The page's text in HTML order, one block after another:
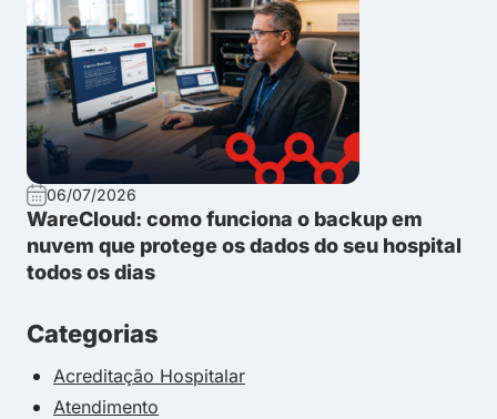
06/07/2026
WareCloud: como funciona o backup em
nuvem que protege os dados do seu hospital
todos os dias
Categorias
Acreditação Hospitalar
Atendimento